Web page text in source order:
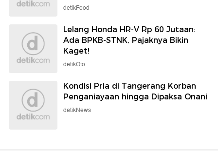
detikFood
Lelang Honda HR-V Rp 60 Jutaan:
Ada BPKB-STNK, Pajaknya Bikin
Kaget!
detikOto
Kondisi Pria di Tangerang Korban
Penganiayaan hingga Dipaksa Onani
detikNews